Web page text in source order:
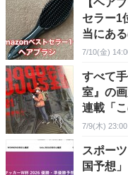
【ヘア
セラー1
当にあ
7/10(金)
すべて
室』の
連載「
7/9(木) 23:00
スポー
国予想